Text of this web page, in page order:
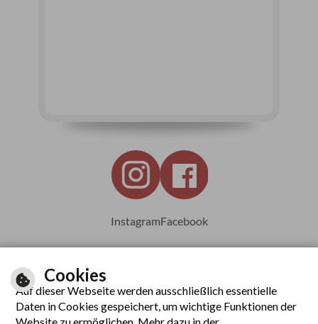
InstagramFacebook
Leichte Sprache
Cookies
Auf dieser Webseite werden ausschließlich essentielle
Daten in Cookies gespeichert, um wichtige Funktionen der